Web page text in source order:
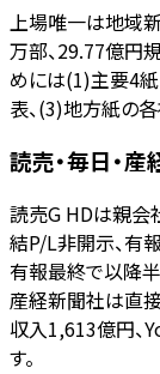
上場唯一は地域
万部、29.77億円
めには(1)主要4紙
表、(3)地方紙の
読売・毎日・
読売G HDは親会
結P/L非開示、有
有報最終で以降
産経新聞社は直
収入1,613億円、
す。